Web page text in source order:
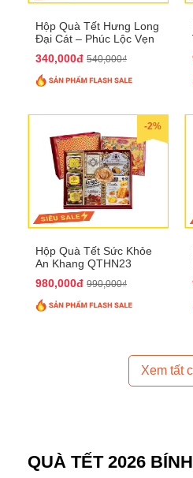
Hộp Quà Tết Hưng Long
Đại Cát – Phúc Lộc Vẹn
340,000đ 540,000₫
-2%
Hộp Quà Tết Sức Khỏe
An Khang QTHN23
980,000đ 990,000₫
Xem tất
QUÀ TẾT 2026